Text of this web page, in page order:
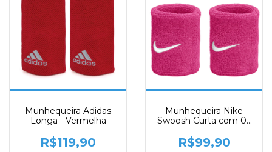
Munhequeira Adidas
Longa - Vermelha
R$119,90
Munhequeira Nike
Swoosh Curta com 02
R$99,90